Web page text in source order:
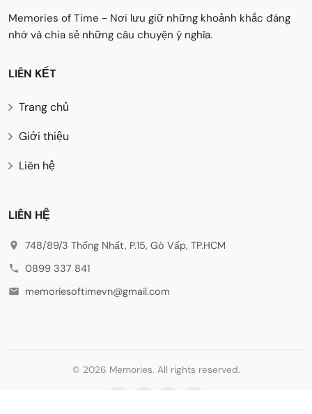
Memories of Time - Nơi lưu giữ những khoảnh khắc đáng
nhớ và chia sẻ những câu chuyện ý nghĩa.
LIÊN KẾT
Trang chủ
Giới thiệu
Liên hệ
LIÊN HỆ
748/89/3 Thống Nhất, P.15, Gò Vấp, TP.HCM
0899 337 841
memoriesoftimevn@gmail.com
© 2026 Memories. All rights reserved.